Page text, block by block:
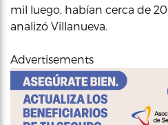
mil luego, habían cerca de
analizó Villanueva.
Advertisements